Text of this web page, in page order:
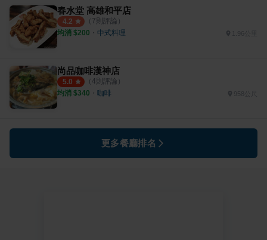
春水堂 高雄和平店
4.2 （ 7則評論）
均消 $200 ・ 中式料理
尚品咖啡漢神店
5.0 （ 4則評論）
均消 $340 ・ 咖啡 958公尺
更多餐廳排名